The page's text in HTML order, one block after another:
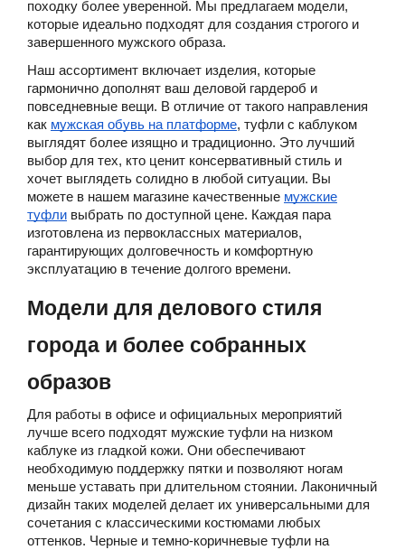
походку более уверенной. Мы предлагаем модели,
которые идеально подходят для создания строгого и
завершенного мужского образа.
Наш ассортимент включает изделия, которые
гармонично дополнят ваш деловой гардероб и
повседневные вещи. В отличие от такого направления
как мужская обувь на платформе, туфли с каблуком
выглядят более изящно и традиционно. Это лучший
выбор для тех, кто ценит консервативный стиль и
хочет выглядеть солидно в любой ситуации. Вы
можете в нашем магазине качественные мужские
туфли выбрать по доступной цене. Каждая пара
изготовлена из первоклассных материалов,
гарантирующих долговечность и комфортную
эксплуатацию в течение долгого времени.
Модели для делового стиля
города и более собранных
образов
Для работы в офисе и официальных мероприятий
лучше всего подходят мужские туфли на низком
каблуке из гладкой кожи. Они обеспечивают
необходимую поддержку пятки и позволяют ногам
меньше уставать при длительном стоянии. Лаконичный
дизайн таких моделей делает их универсальными для
сочетания с классическими костюмами любых
оттенков. Черные и темно-коричневые туфли на